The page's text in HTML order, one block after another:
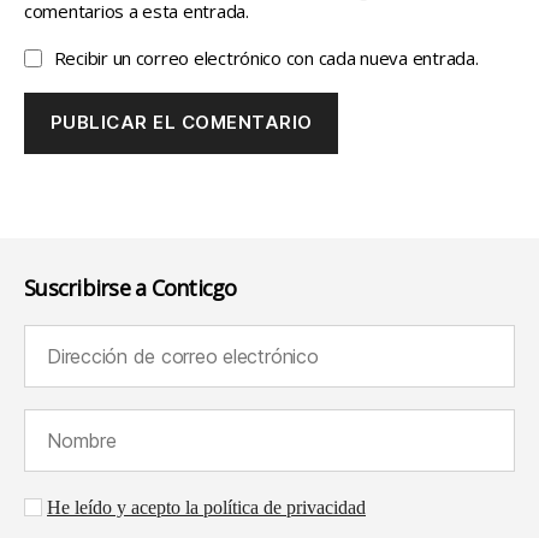
comentarios a esta entrada.
Recibir un correo electrónico con cada nueva entrada.
Suscribirse a Conticgo
Aceptación de la política de privacidad
He leído y acepto la política de privacidad